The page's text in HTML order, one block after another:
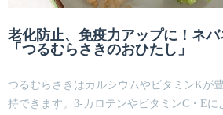
老化防止、免疫力アップに！ネ
「つるむらさきのおひたし」
つるむらさきはカルシウムやビタミンKが
持できます。β-カロテンやビタミンC・E